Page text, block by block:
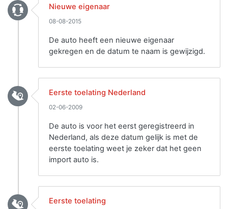
Nieuwe eigenaar
08-08-2015
De auto heeft een nieuwe eigenaar
gekregen en de datum te naam is gewijzigd.
Eerste toelating Nederland
02-06-2009
De auto is voor het eerst geregistreerd in
Nederland, als deze datum gelijk is met de
eerste toelating weet je zeker dat het geen
import auto is.
Eerste toelating